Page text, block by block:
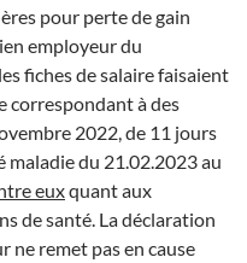
pour perte de gain
employeur du
fiches de salaire faisaient
correspondant à des
2022, de 11 jours
maladie du 21.02.2023 au
euxquant aux
de santé. La déclaration
ne remet pas en cause